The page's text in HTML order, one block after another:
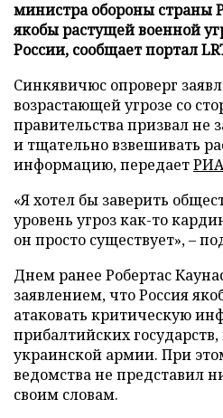
министра обороны страны
якобы растущей военной
России, сообщает портал
Синкявичюс опроверг
возрастающей угрозе со
правительства призвал не
и тщательно взвешивать
информацию, передает
«Я хотел бы заверить
уровень угроз как-то
он просто существует», –
Днем ранее Робертас
заявлением, что Россия
атаковать критическую
прибалтийских
украинской армии. При
ведомства не представил
своим словам.